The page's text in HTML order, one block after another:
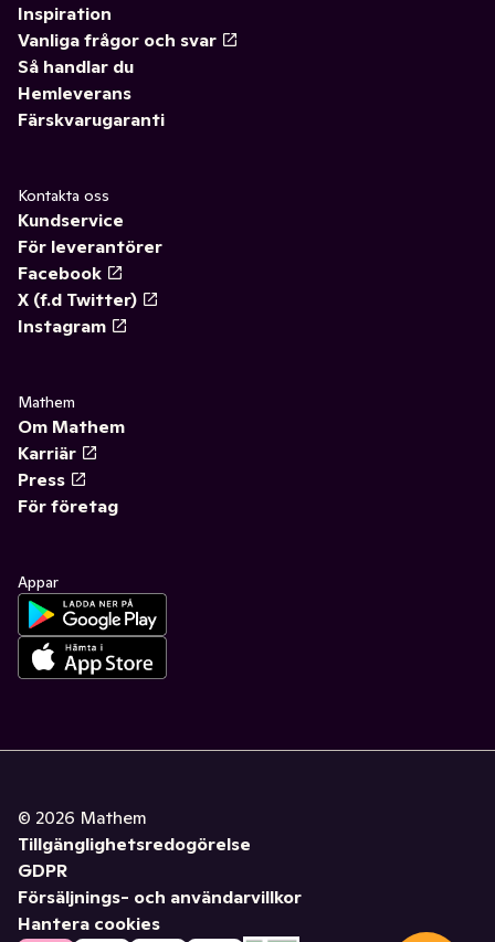
Inspiration
Vanliga frågor och svar
Så handlar du
Hemleverans
Färskvarugaranti
Kontakta oss
Kundservice
För leverantörer
Facebook
X (f.d Twitter)
Instagram
Mathem
Om Mathem
Karriär
Press
För företag
Appar
© 2026 Mathem
Tillgänglighetsredogörelse
GDPR
Försäljnings- och användarvillkor
Hantera cookies